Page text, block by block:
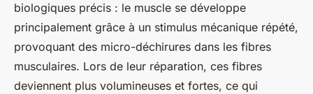
biologiques précis : le muscle se développe
principalement grâce à un stimulus mécanique répété,
provoquant des micro-déchirures dans les fibres
musculaires. Lors de leur réparation, ces fibres
deviennent plus volumineuses et fortes, ce qui